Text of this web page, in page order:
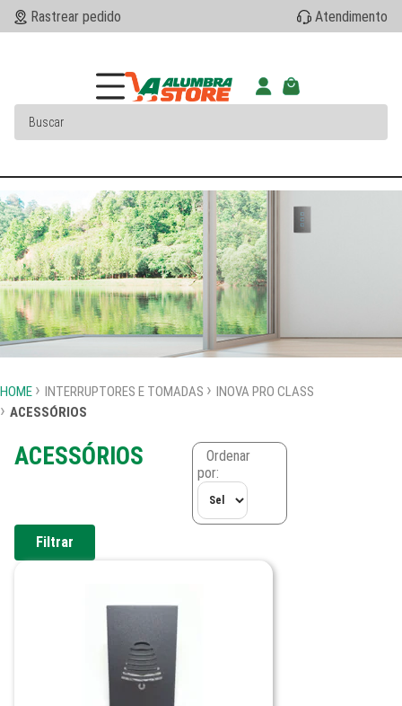
Rastrear pedido Atendimento
HOME INTERRUPTORES E TOMADAS
INOVA PRO CLASS
ACESSÓRIOS
ACESSÓRIOS
Ordenar
por:
Filtrar